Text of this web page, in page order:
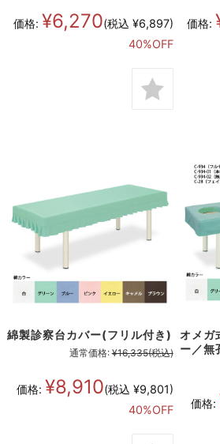
価格: ¥6,270(税込 ¥6,897)
40%OFF
価格:
綿製診察台カバー(フリル付き)
通常価格: ¥16,335(税込)
価格: ¥8,910(税込 ¥9,801)
40%OFF
オメガ
ー／無
価格: